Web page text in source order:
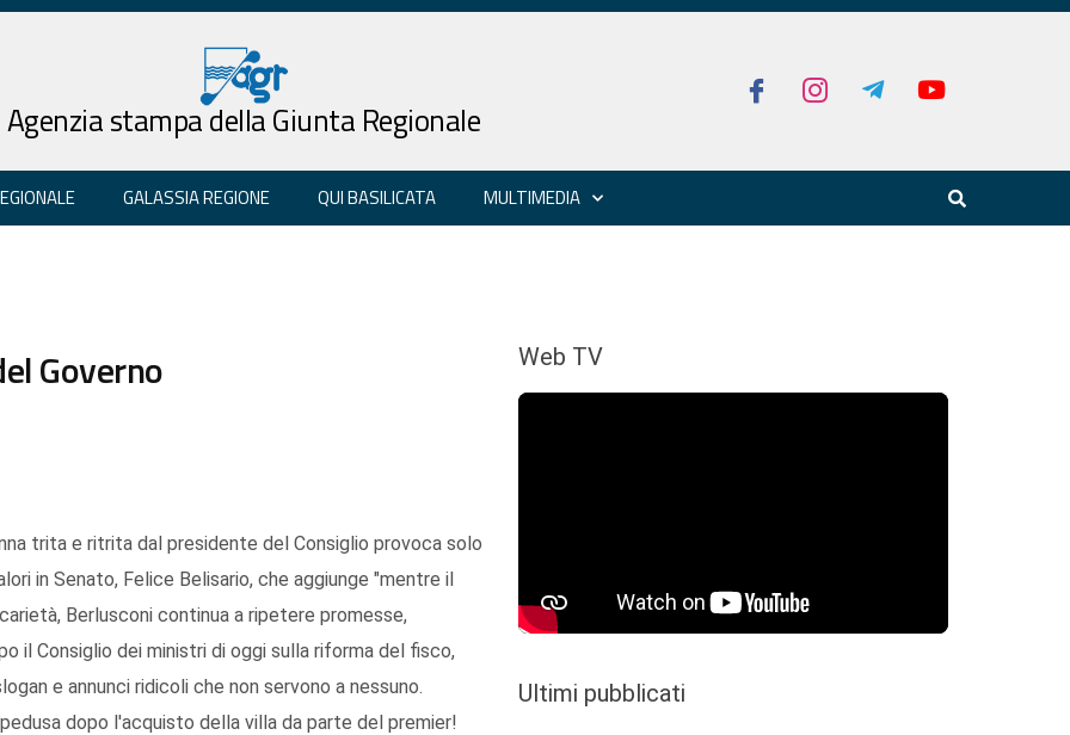
Agenzia stampa della Giunta Regionale
GALASSIA REGIONE QUI BASILICATA MULTIMEDIA
Governo
trita e ritrita dal presidente del Consiglio provoca solo
in Senato, Felice Belisario, che aggiunge "mentre il
Berlusconi continua a ripetere promesse,
il Consiglio dei ministri di oggi sulla riforma del fisco,
e annunci ridicoli che non servono a nessuno.
dopo l'acquisto della villa da parte del premier!
Web TV
Ultimi pubblicati